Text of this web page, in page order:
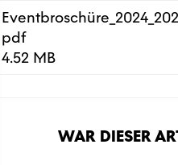
pdf
4.52 MB
War dieser